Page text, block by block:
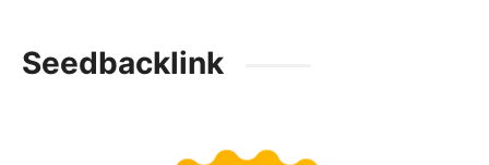
Seedbacklink